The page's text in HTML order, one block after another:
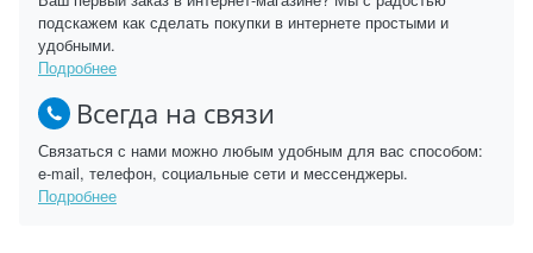
подскажем как сделать покупки в интернете простыми и
удобными.
Подробнее
Всегда на связи
Связаться с нами можно любым удобным для вас способом:
e-mail, телефон, социальные сети и мессенджеры.
Подробнее